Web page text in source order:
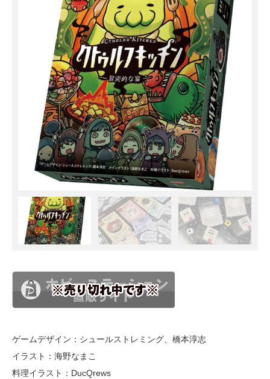
ゲームデザイン：シュールストレミング、橋本淳志
イラスト：海野なまこ
料理イラスト：DucQrews